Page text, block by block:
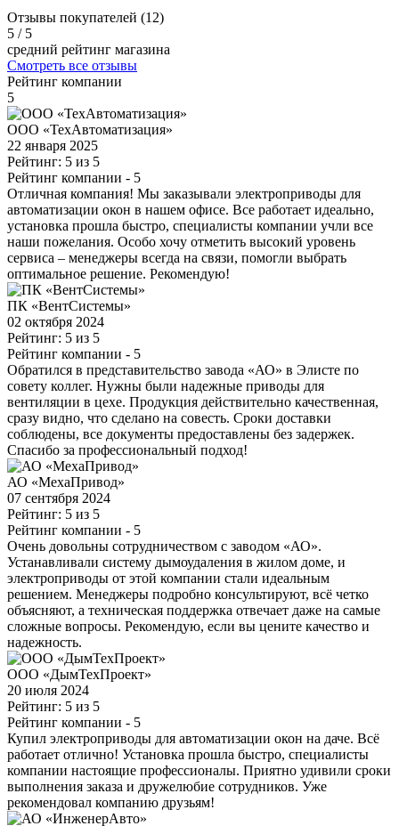
Отзывы покупателей (12)
5 / 5
средний рейтинг магазина
Смотреть все отзывы
Рейтинг компании
5
ООО «ТехАвтоматизация»
22 января 2025
Рейтинг: 5 из 5
Рейтинг компании - 5
Отличная компания! Мы заказывали электроприводы для
автоматизации окон в нашем офисе. Все работает идеально,
установка прошла быстро, специалисты компании учли все
наши пожелания. Особо хочу отметить высокий уровень
сервиса – менеджеры всегда на связи, помогли выбрать
оптимальное решение. Рекомендую!
ПК «ВентСистемы»
02 октября 2024
Рейтинг: 5 из 5
Рейтинг компании - 5
Обратился в представительство завода «АО» в Элисте по
совету коллег. Нужны были надежные приводы для
вентиляции в цехе. Продукция действительно качественная,
сразу видно, что сделано на совесть. Сроки доставки
соблюдены, все документы предоставлены без задержек.
Спасибо за профессиональный подход!
АО «МехаПривод»
07 сентября 2024
Рейтинг: 5 из 5
Рейтинг компании - 5
Очень довольны сотрудничеством с заводом «АО».
Устанавливали систему дымоудаления в жилом доме, и
электроприводы от этой компании стали идеальным
решением. Менеджеры подробно консультируют, всё четко
объясняют, а техническая поддержка отвечает даже на самые
сложные вопросы. Рекомендую, если вы цените качество и
надежность.
ООО «ДымТехПроект»
20 июля 2024
Рейтинг: 5 из 5
Рейтинг компании - 5
Купил электроприводы для автоматизации окон на даче. Всё
работает отлично! Установка прошла быстро, специалисты
компании настоящие профессионалы. Приятно удивили сроки
выполнения заказа и дружелюбие сотрудников. Уже
рекомендовал компанию друзьям!